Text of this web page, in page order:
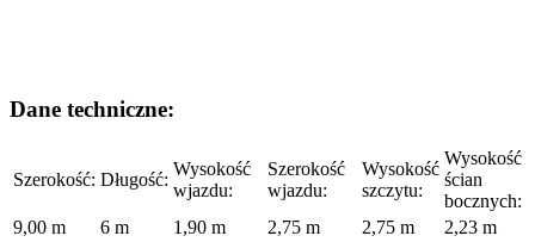
Dane techniczne:
Szerokość: Długość:
Wysokość
wjazdu:
Szerokość
wjazdu:
Wysokość
szczytu:
Wysokość
ścian
bocznych:
9,00 m
6 m 1,90 m 2,75 m 2,75 m 2,23 m